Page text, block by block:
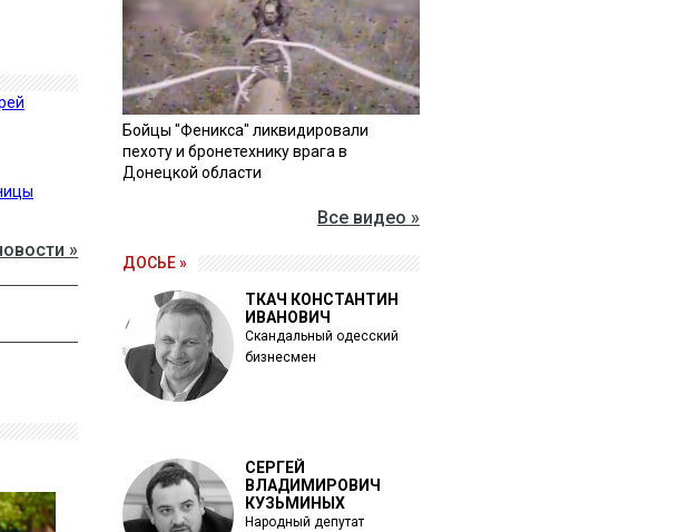
»
Бойцы "Феникса" ликвидировали
пехоту и бронетехнику врага в
Донецкой области
Все видео »
ДОСЬЕ »
ТКАЧ КОНСТАНТИН
ИВАНОВИЧ
Скандальный одесский
бизнесмен
СЕРГЕЙ
ВЛАДИМИРОВИЧ
КУЗЬМИНЫХ
Народный депутат